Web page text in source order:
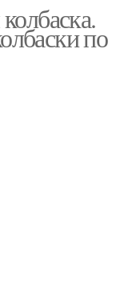
без желатина
по